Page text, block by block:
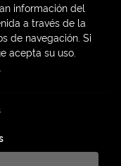
Reservados |
información del
a través de la
de navegación. Si
acepta su uso.